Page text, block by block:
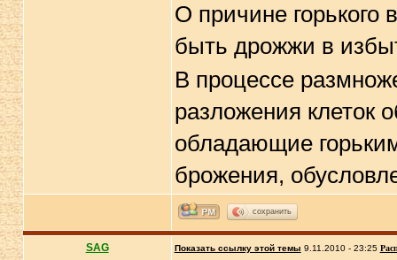
O причине горького
быть дрожжи в
В процессе
разложения клеток
обладающие
брожения,
сохранить
SAG Показать ссылку этой темы 9.11.2010 - 23:25